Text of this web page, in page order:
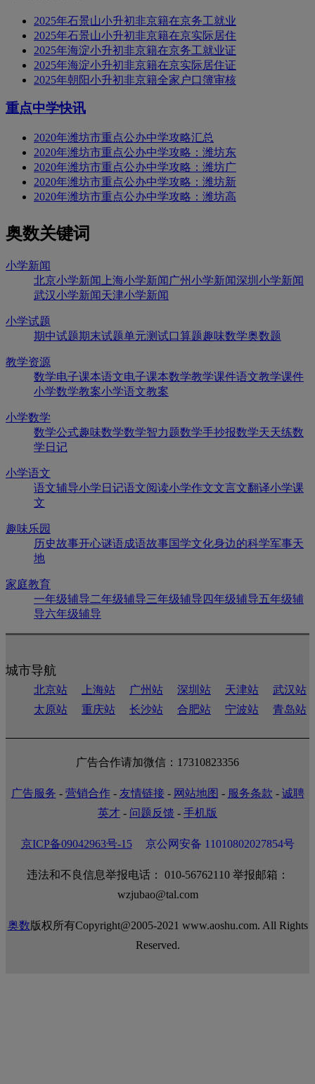
2025年石景山小升初非京籍在京务工就业
2025年石景山小升初非京籍在京实际居住
2025年海淀小升初非京籍在京务工就业证
2025年海淀小升初非京籍在京实际居住证
2025年朝阳小升初非京籍全家户口簿审核
重点中学快讯
2020年潍坊市重点公办中学攻略汇总
2020年潍坊市重点公办中学攻略：潍坊东
2020年潍坊市重点公办中学攻略：潍坊广
2020年潍坊市重点公办中学攻略：潍坊新
2020年潍坊市重点公办中学攻略：潍坊高
奥数关键词
小学新闻
北京小学新闻
上海小学新闻 广州小学新闻深圳小学新闻
武汉小学新闻 天津小学新闻
小学试题
期中试题期末试题单元测试口算题趣味数学奥数题
教学资源
数学电子课本语文电子课本数学教学课件语文教学课件
小学数学教案小学语文教案
小学数学
数学公式趣味数学数学智力题数学手抄报数学天天练数
学日记
小学语文
语文辅导小学日记语文阅读小学作文文言文翻译小学课
文
趣味乐园
历史故事开心谜语成语故事国学文化身边的科学军事天
地
家庭教育
一年级辅导二年级辅导三年级辅导 四年级辅导五年级辅
导六年级辅导
城市导航
北京站 上海站 广州站 深圳站 天津站
武汉站
太原站
重庆站 长沙站 合肥站 宁波站 青岛站
广告合作请加微信：17310823356
广告服务 - 营销合作- 友情链接- 网站地图 - 服务条款 - 诚聘
英才 - 问题反馈 - 手机版
京ICP备09042963号-15 京公网安备 11010802027854号
违法和不良信息举报电话： 010-56762110 举报邮箱：
wzjubao@tal.com
奥数版权所有Copyright@2005-2021 www.aoshu.com. All Rights
Reserved.